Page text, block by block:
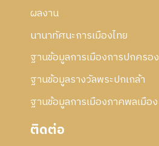
ผลงาน
นานาทัศนะการเมืองไทย
ฐานข้อมูลการเมืองการปกครอง
ฐานข้อมูลรางวัลพระปกเกล้า
ฐานข้อมูลการเมืองภาคพลเมือง
ติดต่อ